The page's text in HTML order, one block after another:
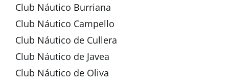
Club Náutico Burriana
Club Náutico Campello
Club Náutico de Cullera
Club Náutico de Javea
Club Náutico de Oliva